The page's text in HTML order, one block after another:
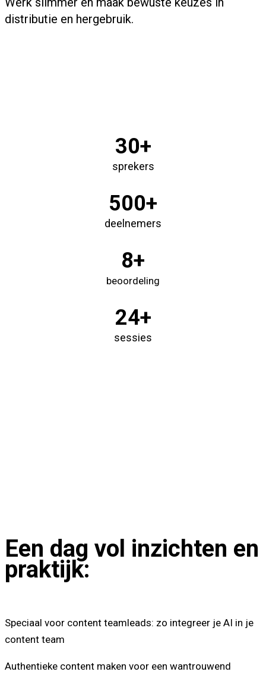
distributie en hergebruik.
30+
sprekers
500+
deelnemers
8+
beoordeling
24+
sessies
Een dag vol inzichten en
praktijk:
Speciaal voor content teamleads: zo integreer je AI in je
content team
Authentieke content maken voor een wantrouwend